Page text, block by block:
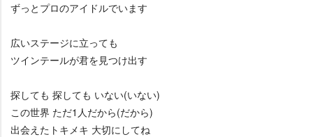
ずっとプロのアイドルでいます
広いステージに立っても
ツインテールが君を見つけ出す
探しても 探しても いない(いない)
この世界 ただ1人だから(だから)
出会えたトキメキ 大切にしてね